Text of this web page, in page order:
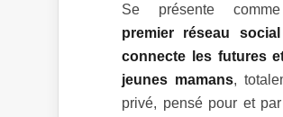
Se présente
premier réseau
connecte les futures
jeunes mamans,
privé, pensé pour et